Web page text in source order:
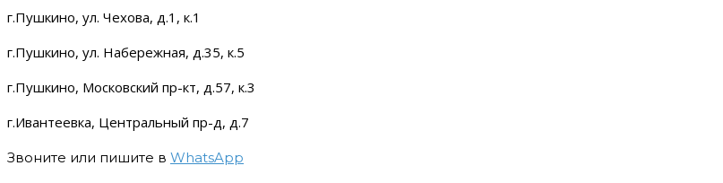
г.Пушкино, ул. Чехова, д.1, к.1
г.Пушкино, ул. Набережная, д.35, к.5
г.Пушкино, Московский пр-кт, д.57, к.3
г.Ивантеевка, Центральный пр-д, д.7
Звоните или пишите в WhatsApp